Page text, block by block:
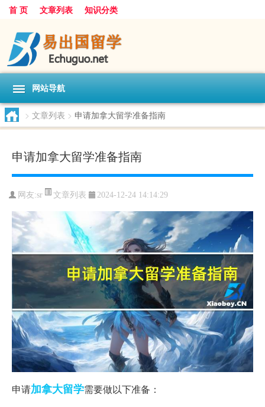
首 页 文章列表 知识分类
网站导航
> 文章列表 > 申请加拿大留学准备指南
申请加拿大留学准备指南
网友:sr 文章列表 2024-12-24 14:14:29
申请加拿大留学需要做以下准备：